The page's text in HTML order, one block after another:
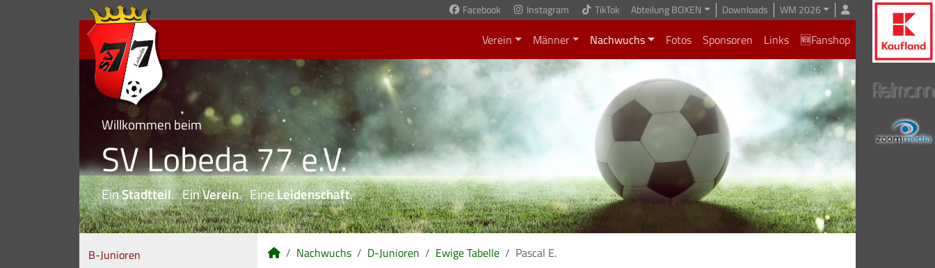
Facebook Instagram TikTok Abteilung BOXEN Downloads WM 2026
Verein Männer Nachwuchs Fotos Sponsoren Links 🆕Fanshop
Willkommen beim
SV Lobeda 77 e.V.
EinStadtteil. EinVerein. EineLeidenschaft.
B-Junioren
Nachwuchs D-Junioren Ewige Tabelle Pascal E.